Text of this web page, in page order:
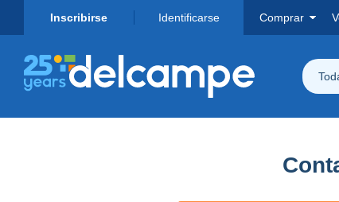
Inscribirse Identificarse Comprar